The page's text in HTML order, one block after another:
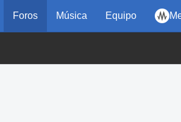
Foros Música Equipo